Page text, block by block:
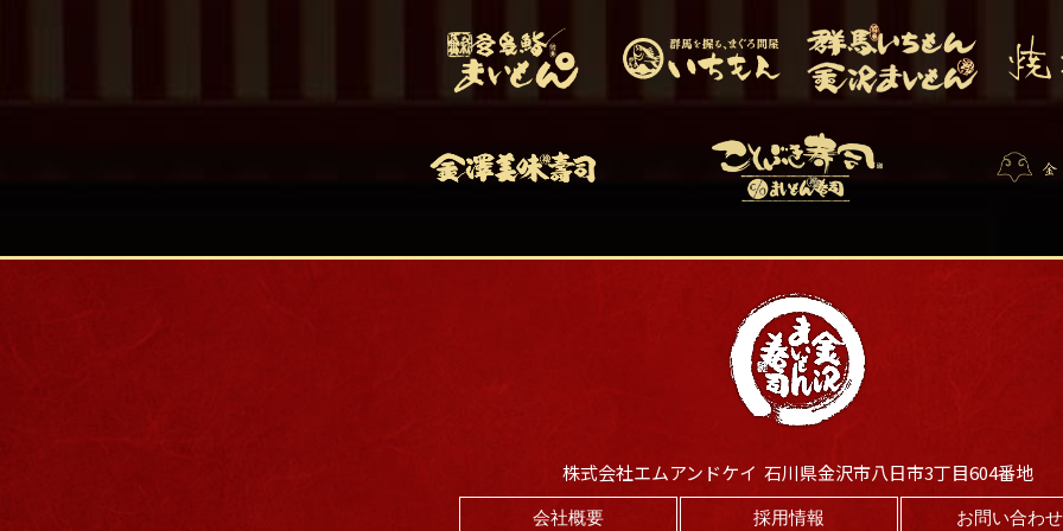
株式会社エムアンドケイ 石川県金沢市八日市3丁目604番地
会社概要 採用情報 お問い合わせ